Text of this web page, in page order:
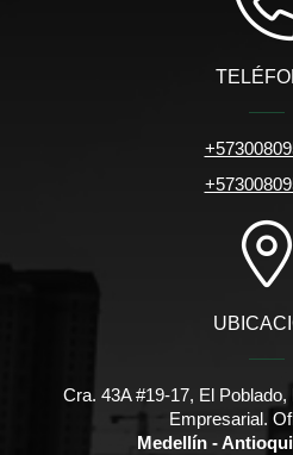
Cra. 43A #19-17, El
Empresarial.
Medellín -